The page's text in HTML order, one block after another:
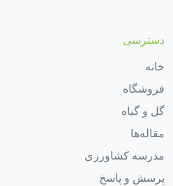
دسترسی
خانه
فروشگاه
گل و گیاه
مقاله‌ها
مدرسه کشاورزی
پرسش و پاسخ